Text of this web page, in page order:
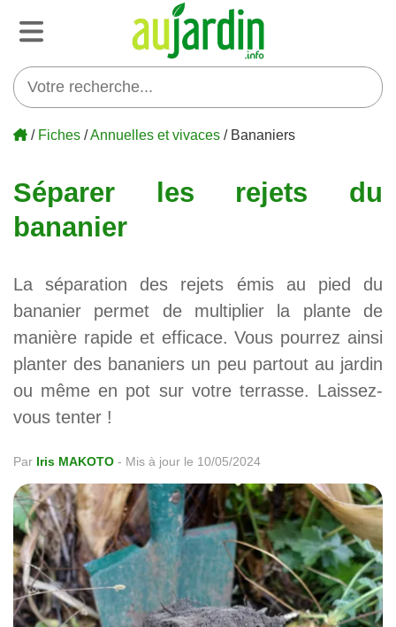
/ Fiches /Annuelles et vivaces / Bananiers
Séparer les rejets du
bananier
La séparation des rejets émis au pied du
bananier permet de multiplier la plante de
manière rapide et efficace. Vous pourrez ainsi
planter des bananiers un peu partout au jardin
ou même en pot sur votre terrasse. Laissez-
vous tenter !
Par Iris MAKOTO - Mis à jour le 10/05/2024